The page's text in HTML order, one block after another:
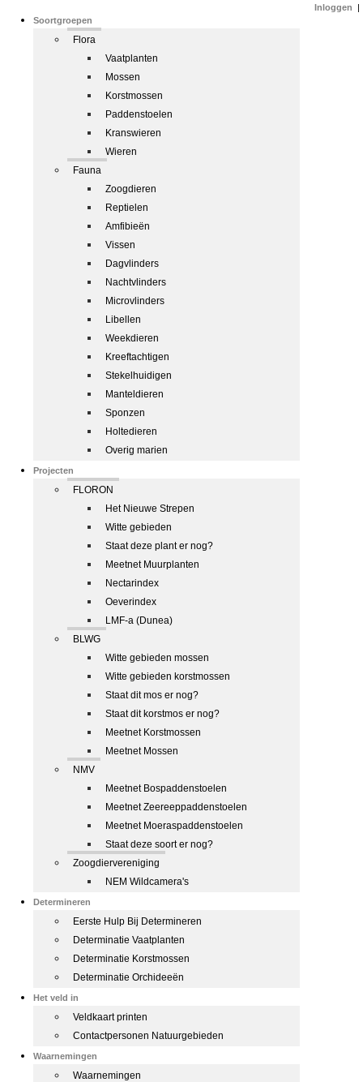
Soortgroepen
Flora
Vaatplanten
Mossen
Korstmossen
Paddenstoelen
Kranswieren
Wieren
Fauna
Zoogdieren
Reptielen
Amfibieën
Vissen
Dagvlinders
Nachtvlinders
Microvlinders
Libellen
Weekdieren
Kreeftachtigen
Stekelhuidigen
Manteldieren
Sponzen
Holtedieren
Overig marien
Projecten
FLORON
Het Nieuwe Strepen
Witte gebieden
Staat deze plant er nog?
Meetnet Muurplanten
Nectarindex
Oeverindex
LMF-a (Dunea)
BLWG
Witte gebieden mossen
Witte gebieden korstmossen
Staat dit mos er nog?
Staat dit korstmos er nog?
Meetnet Korstmossen
Meetnet Mossen
NMV
Meetnet Bospaddenstoelen
Meetnet Zeereeppaddenstoelen
Meetnet Moeraspaddenstoelen
Staat deze soort er nog?
Zoogdiervereniging
NEM Wildcamera's
Determineren
Eerste Hulp Bij Determineren
Determinatie Vaatplanten
Determinatie Korstmossen
Determinatie Orchideeën
Het veld in
Veldkaart printen
Contactpersonen Natuurgebieden
Waarnemingen
Waarnemingen
Inloggen |